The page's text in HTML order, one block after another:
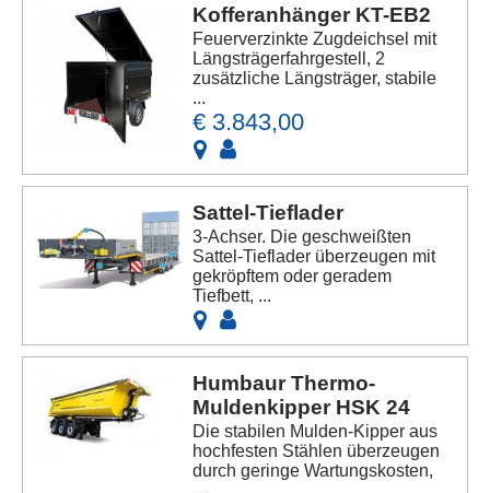
Kofferanhänger KT-EB2
Feuerverzinkte Zugdeichsel mit
Längsträgerfahrgestell, 2
zusätzliche Längsträger, stabile
...
€ 3.843,00
Sattel-Tieflader
3-Achser. Die geschweißten
Sattel-Tieflader überzeugen mit
gekröpftem oder geradem
Tiefbett, ...
Humbaur Thermo-
Muldenkipper HSK 24
Die stabilen Mulden-Kipper aus
hochfesten Stählen überzeugen
durch geringe Wartungskosten,